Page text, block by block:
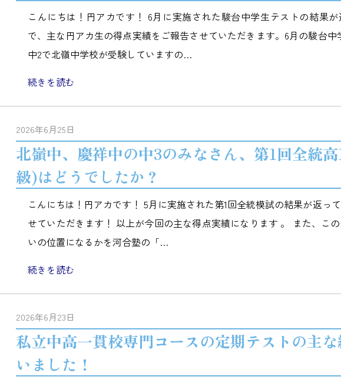
こんにちは！円アカです！ 6月に実施された駿台中学生テストの結果
で、主な円アカ生の得点実績をご報告させていただきます。6月の駿台中
中2で北嶺中学校が受験していますの…
続きを読む
2026年6月25日
北嶺中、慶祥中の中3のみなさん、第1回全統
級)はどうでしたか？
こんにちは！円アカです！ 5月に実施された第1回全統模試の結果が返っ
せていただきます！ 以上が今回の主な得点実績になります 。 また、こ
いの位置になるかを河合塾の「…
続きを読む
2026年6月23日
私立中高一貫校専門コースの定期テストの主
いました！